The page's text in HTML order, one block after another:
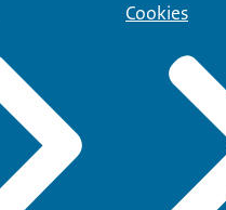
Cookies